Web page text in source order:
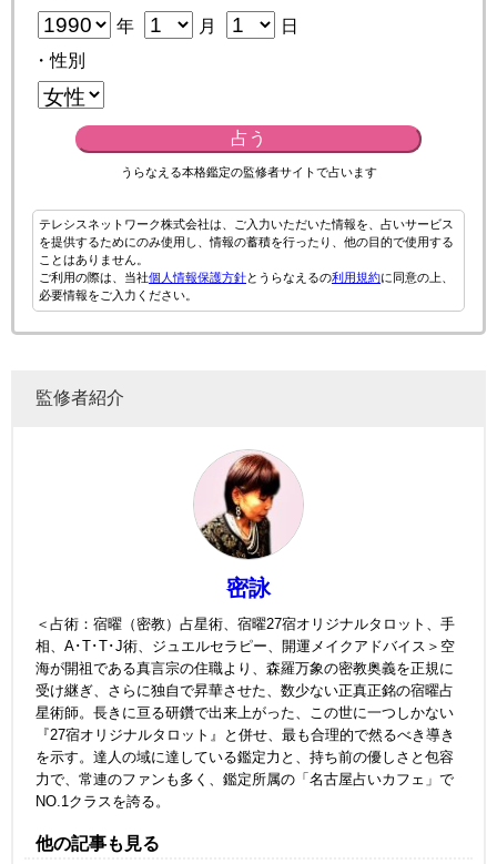
年 月
日
・性別
占う
うらなえる本格鑑定の監修者サイトで占います
テレシスネットワーク株式会社は、ご入力いただいた情報を、占いサービス
を提供するためにのみ使用し、情報の蓄積を行ったり、他の目的で使用する
ことはありません。
ご利用の際は、当社個人情報保護方針とうらなえるの利用規約に同意の上、
必要情報をご入力ください。
監修者紹介
密詠
＜占術：宿曜（密教）占星術、宿曜27宿オリジナルタロット、手
相、A･T･T･J術、ジュエルセラピー、開運メイクアドバイス＞空
海が開祖である真言宗の住職より、森羅万象の密教奥義を正規に
受け継ぎ、さらに独自で昇華させた、数少ない正真正銘の宿曜占
星術師。長きに亘る研鑽で出来上がった、この世に一つしかない
『27宿オリジナルタロット』と併せ、最も合理的で然るべき導き
を示す。達人の域に達している鑑定力と、持ち前の優しさと包容
力で、常連のファンも多く、鑑定所属の「名古屋占いカフェ」で
NO.1クラスを誇る。
他の記事も見る